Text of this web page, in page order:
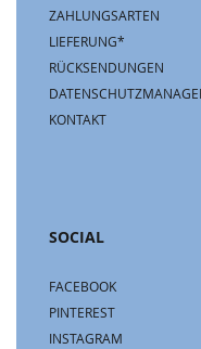
ZAHLUNGSARTEN
LIEFERUNG*
RÜCKSENDUNGEN
KONTAKT
SOCIAL
FACEBOOK
PINTEREST
INSTAGRAM